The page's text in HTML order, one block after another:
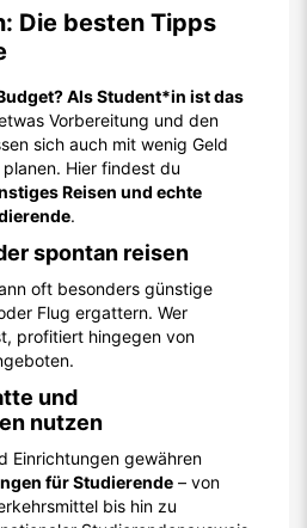
Die besten Tipps
Als Student*in ist das
Vorbereitung und den
sich auch mit wenig Geld
Hier findest du
Reisen und echte
.
spontan reisen
oft besonders günstige
Flug ergattern. Wer
profitiert hingegen von
und
nutzen
Einrichtungen gewähren
für Studierende – von
bis hin zu